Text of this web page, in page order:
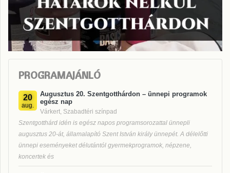
PROGRAMAJÁNLÓ
20
aug.
Augusztus 20. Szentgotthárdon – ünnepi programok
egész nap
Várkert, Szabadtéri színpad
Szentgotthárd idén is egész napos programsorozattal ünnepli
augusztus 20-át, államalapító Szent István király ünnepét. A délelőtti
ünnepi eseményeket délutántól gyermekprogramok, népzene,
koncertek és